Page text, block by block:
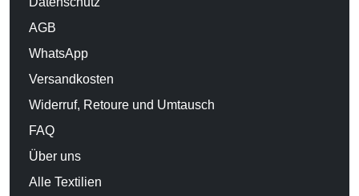
AGB
WhatsApp
Versandkosten
Widerruf, Retoure und Umtausch
FAQ
Über uns
Alle Textilien